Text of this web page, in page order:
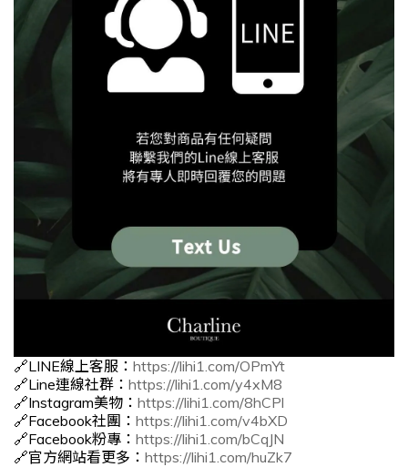
🔗LINE線上客服： https://lihi1.com/OPmYt
🔗Line連線社群： https://lihi1.com/y4xM8
🔗Instagram美物： https://lihi1.com/8hCPl
🔗Facebook社團： https://lihi1.com/v4bXD
🔗Facebook粉專： https://lihi1.com/bCqJN
🔗官方網站看更多： https://lihi1.com/huZk7